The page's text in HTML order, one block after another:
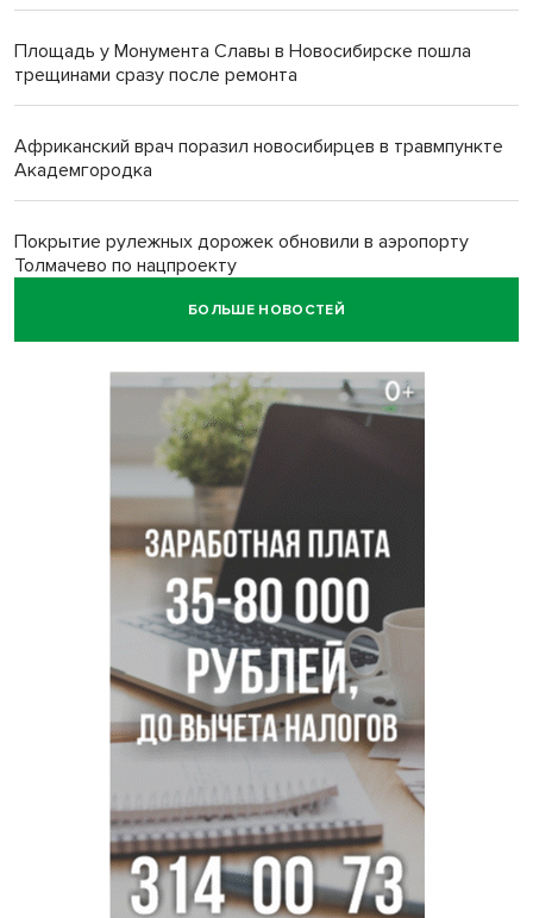
Площадь у Монумента Славы в Новосибирске пошла
трещинами сразу после ремонта
Африканский врач поразил новосибирцев в травмпункте
Академгородка
Покрытие рулежных дорожек обновили в аэропорту
Толмачево по нацпроекту
В Новосибирске зафиксирован рост заболеваемости
В Новосибирске осудили внука за продажу дедова ружья
псевдо-мигранту
В Новосибирске по КРТ сдали первую очередь
миниполиса «Фора»
О пустырях в центре Новосибирска из-за лимита
площади КРТ предупредили эксперты
БОЛЬШЕ НОВОСТЕЙ